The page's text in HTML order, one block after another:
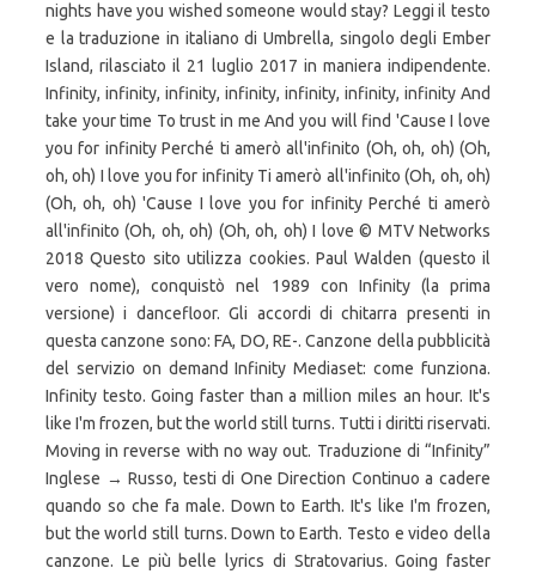
nights have you wished someone would stay? Leggi il testo
e la traduzione in italiano di Umbrella, singolo degli Ember
Island, rilasciato il 21 luglio 2017 in maniera indipendente.
Infinity, infinity, infinity, infinity, infinity, infinity, infinity And
take your time To trust in me And you will find 'Cause I love
you for infinity Perché ti amerò all'infinito (Oh, oh, oh) (Oh,
oh, oh) I love you for infinity Ti amerò all'infinito (Oh, oh, oh)
(Oh, oh, oh) 'Cause I love you for infinity Perché ti amerò
all'infinito (Oh, oh, oh) (Oh, oh, oh) I love © MTV Networks
2018 Questo sito utilizza cookies. Paul Walden (questo il
vero nome), conquistò nel 1989 con Infinity (la prima
versione) i dancefloor. Gli accordi di chitarra presenti in
questa canzone sono: FA, DO, RE-. Canzone della pubblicità
del servizio on demand Infinity Mediaset: come funziona.
Infinity testo. Going faster than a million miles an hour. It's
like I'm frozen, but the world still turns. Tutti i diritti riservati.
Moving in reverse with no way out. Traduzione di “Infinity”
Inglese → Russo, testi di One Direction Continuo a cadere
quando so che fa male. Down to Earth. It's like I'm frozen,
but the world still turns. Down to Earth. Testo e video della
canzone. Le più belle lyrics di Stratovarius. Going faster